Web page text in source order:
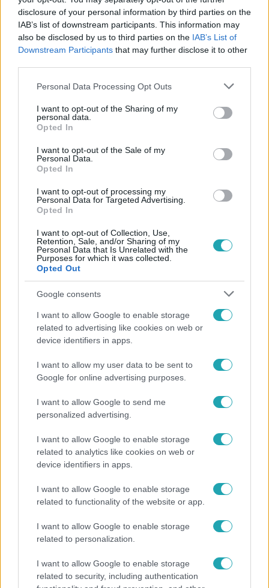
disclosure of your personal information by third parties on the
IAB’s list of downstream participants. This information may
also be disclosed by us to third parties on the IAB’s List of
Downstream Participants that may further disclose it to other
Please note that this website/app uses one or more Google
not limited to your visit or usage behaviour. You may click to
grant or deny consent to Google and its third-party tags to
use your data for below specified purposes in below Google
consent section.
Personal Data Processing Opt Outs
I want to opt-out of the Sharing of my
personal data.
Opted In
I want to opt-out of the Sale of my
Personal Data.
Opted In
I want to opt-out of processing my
Personal Data for Targeted Advertising.
Opted In
I want to opt-out of Collection, Use,
Retention, Sale, and/or Sharing of my
Personal Data that Is Unrelated with the
Purposes for which it was collected.
Opted Out
Google consents
I want to allow Google to enable storage
related to advertising like cookies on web or
device identifiers in apps.
I want to allow my user data to be sent to
Google for online advertising purposes.
I want to allow Google to send me
personalized advertising.
I want to allow Google to enable storage
related to analytics like cookies on web or
device identifiers in apps.
I want to allow Google to enable storage
related to functionality of the website or app.
I want to allow Google to enable storage
related to personalization.
I want to allow Google to enable storage
related to security, including authentication
#KORONAVÍRUS #GYÖRGY ISTVÁN
#KÓRHÁZI OLTÓPONT # SZAKRENDELŐ
Népszerű
Bódi Guszti és Margó büszkén jelentették be:
megvan a család első diplomása
Megdöbbentő állapotban maradt meg az inotai
hőerőmű egykori központja